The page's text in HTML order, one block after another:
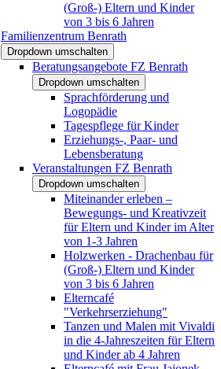
(Groß-) Eltern und Kinder
von 3 bis 6 Jahren
Familienzentrum Benrath
Dropdown umschalten
Beratungsangebote FZ Benrath
Dropdown umschalten
Sprachförderung und
Logopädie
Tagespflege für Kinder
Erziehungs-, Paar- und
Lebensberatung
Veranstaltungen FZ Benrath
Dropdown umschalten
Miteinander erleben –
Bewegungs- und Kreativzeit
für Eltern und Kinder im Alter
von 1-3 Jahren
Holzwerken - Drachenbau für
(Groß-) Eltern und Kinder
von 3 bis 6 Jahren
Elterncafé
"Verkehrserziehung"
Tanzen und Malen mit Vivaldi
in die 4-Jahreszeiten für Eltern
und Kinder ab 4 Jahren